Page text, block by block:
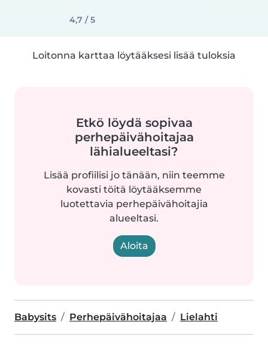
4,7 / 5
Loitonna karttaa löytääksesi lisää tuloksia
Etkö löydä sopivaa
perhepäivähoitajaa
lähialueeltasi?
Lisää profiilisi jo tänään, niin teemme
kovasti töitä löytääksemme
luotettavia perhepäivähoitajia
alueeltasi.
Aloita
Babysits Perhepäivähoitajaa Lielahti